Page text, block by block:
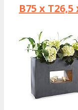
B75 x T26,5